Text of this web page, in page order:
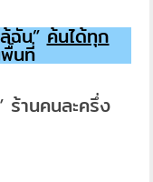
ล้ฉัน”ค้นได้ทุก
นที่
ร้านคนละครึ่ง